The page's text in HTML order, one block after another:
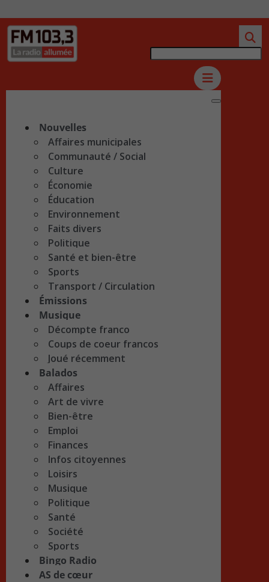
Nouvelles
Affaires municipales
Communauté / Social
Culture
Économie
Éducation
Environnement
Faits divers
Politique
Santé et bien-être
Sports
Transport / Circulation
Émissions
Musique
Décompte franco
Coups de coeur francos
Joué récemment
Balados
Affaires
Art de vivre
Bien-être
Emploi
Finances
Infos citoyennes
Loisirs
Musique
Politique
Santé
Société
Sports
Bingo Radio
AS de cœur